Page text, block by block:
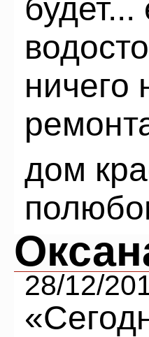
ничего
дом
28/12/